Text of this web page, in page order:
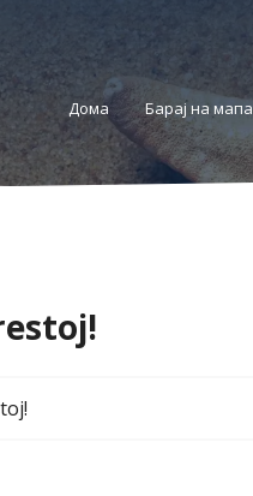
Дома Барај на мапа